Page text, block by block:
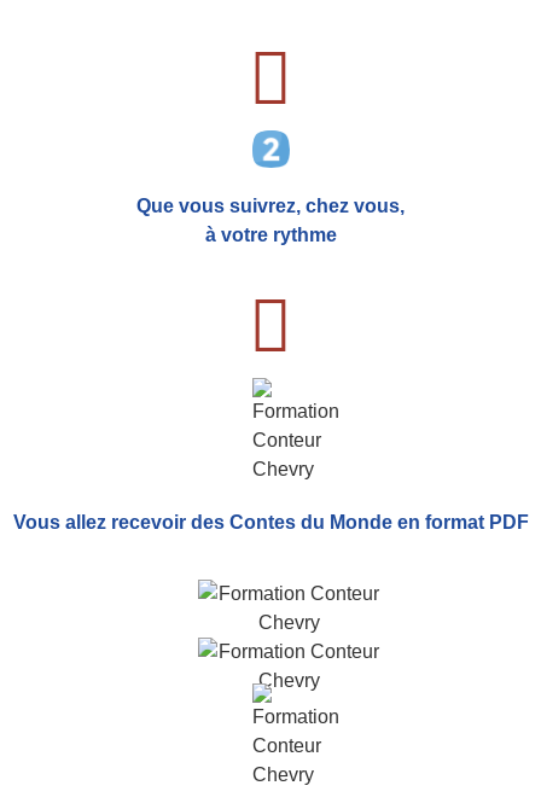
Que vous suivrez, chez vous,
à votre rythme
Vous allez recevoir des Contes du Monde en format PDF